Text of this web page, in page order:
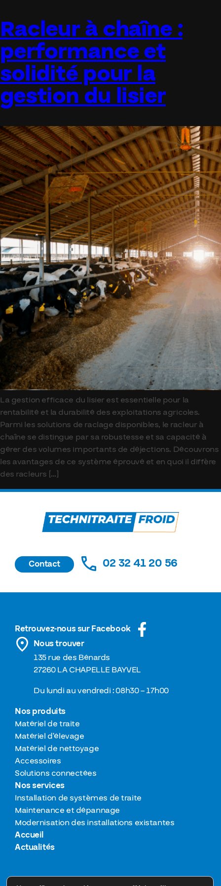
Racleur à chaîne :
performance et
solidité pour la
gestion du lisier
La gestion efficace du lisier est essentielle pour la
rentabilité et la durabilité des exploitations agricoles.
Parmi les solutions de raclage disponibles, le racleur à
chaîne se distingue par sa robustesse et sa capacité à
gérer des volumes importants de déjections. Découvrons
les avantages de ce système éprouvé et en quoi il diffère
des racleurs […]
Contact 02 32 41 20 56
Nos produits
Matériel de traite
Matériel d’élevage
Matériel de nettoyage
Accessoires
Solutions connectées
Nos services
Installation de systèmes de traite
Maintenance et dépannage
Modernisation des installations existantes
Accueil
Actualités
Retrouvez-nous sur Facebook
Nous trouver
135 rue des Bénards
27260 LA CHAPELLE BAYVEL
Du lundi au vendredi : 08h30 – 17h00